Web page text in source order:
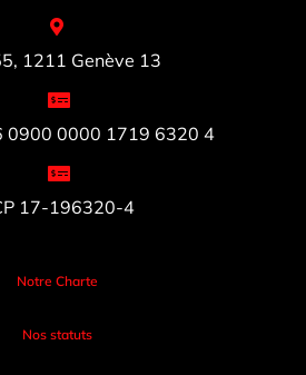
1211 Genève 13
0900 0000 1719 6320 4
17-196320-4
Notre Charte
Nos statuts